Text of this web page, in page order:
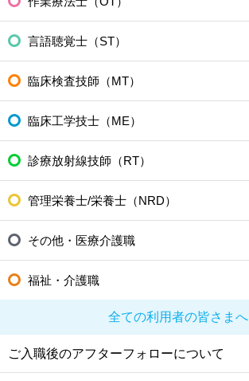
言語聴覚士（ST）
臨床検査技師（MT）
臨床工学技士（ME）
診療放射線技師（RT）
管理栄養士/栄養士（NRD）
その他・医療介護職
福祉・介護職
全ての利用者の皆さまへ
ご入職後のアフターフォローについて